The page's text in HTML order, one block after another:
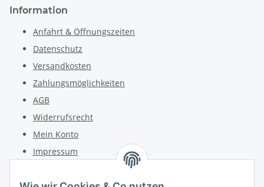
Information
Anfahrt & Öffnungszeiten
Datenschutz
Versandkosten
Zahlungsmöglichkeiten
AGB
Widerrufsrecht
Mein Konto
Impressum